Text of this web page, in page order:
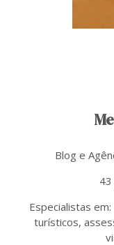
Blog e
Especialistas
turísticos,